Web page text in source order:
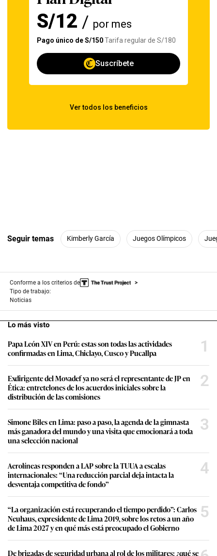
Seguir temas Kimberly García Juegos Olímpicos
Conforme a los criterios de
Tipo de trabajo:
Noticias
Lo más visto
Papa León XIV en Perú: estas son todas las actividades
confirmadas en Lima, Chiclayo, Cusco y Pucallpa
1
Exdirigente del Movadef ya no será el representante de JP en
Ética: entretelones de los acuerdos iniciales sobre la
distribución de las comisiones
2
Simone Biles en Lima: paso a paso, la agenda de la gimnasta
más ganadora del mundo y una visita que emocionará a toda
una selección nacional
3
Aerolíneas responden a LAP sobre la TUUA a escalas
internacionales: “Una reducción parcial deja intacta la
desventaja competitiva de fondo”
4
“La organización está recuperando el tiempo perdido”: Carlos
Neuhaus, expresidente de Lima 2019, sobre los retos a un año
de Lima 2027 y en qué más está preocupado el Gobierno
5
De brigadas de seguridad urbana al rol de los militares: ¿qué se